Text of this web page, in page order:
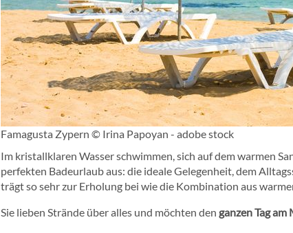
Famagusta Zypern © Irina Papoyan - adobe stock
Im kristallklaren Wasser schwimmen, sich auf dem warmen
perfekten Badeurlaub aus: die ideale Gelegenheit, dem
trägt so sehr zur Erholung bei wie die Kombination aus
Sie lieben Strände über alles und möchten den ganzen Tag am